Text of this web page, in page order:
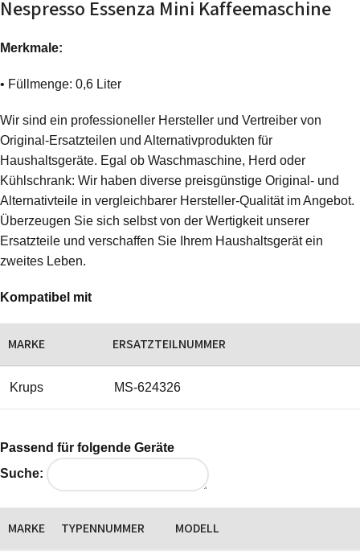
Nespresso Essenza Mini Kaffeemaschine
Merkmale:
• Füllmenge: 0,6 Liter
Wir sind ein professioneller Hersteller und Vertreiber von
Original-Ersatzteilen und Alternativprodukten für
Haushaltsgeräte. Egal ob Waschmaschine, Herd oder
Kühlschrank: Wir haben diverse preisgünstige Original- und
Alternativteile in vergleichbarer Hersteller-Qualität im Angebot.
Überzeugen Sie sich selbst von der Wertigkeit unserer
Ersatzteile und verschaffen Sie Ihrem Haushaltsgerät ein
zweites Leben.
Kompatibel mit
MARKE ERSATZTEILNUMMER
Krups MS-624326
Passend für folgende Geräte
Suche:
MARKE TYPENNUMMER MODELL